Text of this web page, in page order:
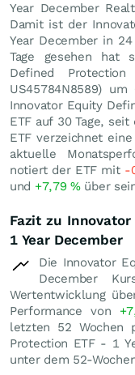
Year December
Damit ist der
Year December in
Tage gesehen hat
Defined
US45784N8589) um
Innovator Equity
ETF auf 30 Tage,
ETF verzeichnet
aktuelle
notiert der ETF mit -
und +7,79%über
Fazit zu
1 Year December
Die Innovator
December
Wertentwicklung
Performance von
letzten 52 Wochen
Protection ETF - 1
unter dem 52-